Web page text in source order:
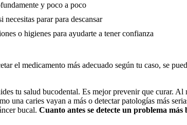
y poco a poco
parar para descansar
o higienes para ayudarte a tener confianza
el medicamento más adecuado según tu caso, se
tu salud bucodental. Es mejor prevenir que curar. Al
una caries vayan a más o detectar patologías más
bucal. Cuanto antes se detecte un problema más